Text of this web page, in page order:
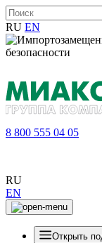
RU EN
8 800 555 04 05
RU
EN
Открыть